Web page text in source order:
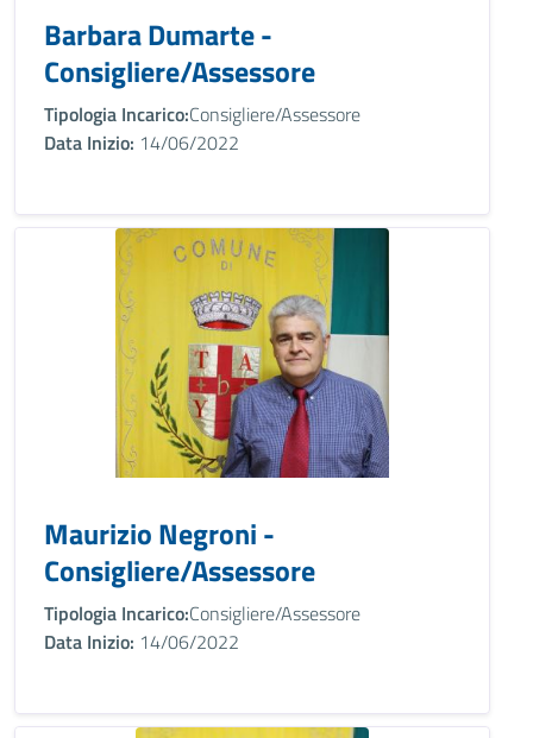
Barbara Dumarte -
Consigliere/Assessore
Tipologia Incarico:Consigliere/Assessore
Data Inizio: 14/06/2022
Maurizio Negroni -
Consigliere/Assessore
Tipologia Incarico:Consigliere/Assessore
Data Inizio: 14/06/2022